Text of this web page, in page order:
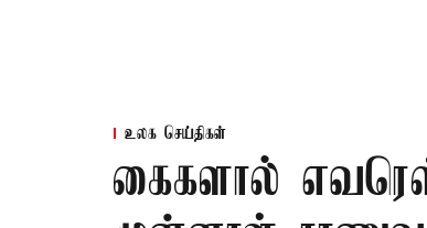
உலக செய்திகள்
கைகளால்